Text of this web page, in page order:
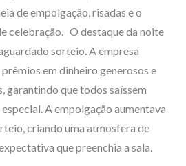
de empolgação, risadas e o
celebração. O destaque da noite
sorteio. A empresa
em dinheiro generosos e
garantindo que todos saíssem
A empolgação aumentava
criando uma atmosfera de
que preenchia a sala.